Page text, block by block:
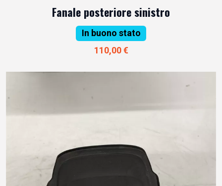
Fanale posteriore sinistro
In buono stato
110,00 €